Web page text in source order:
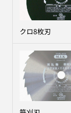
クロ8枚刃